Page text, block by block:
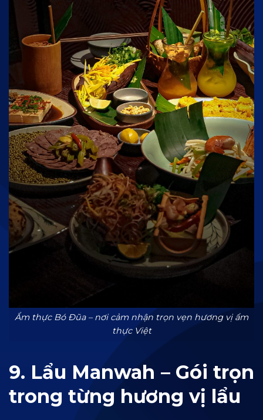
Ẩm thực Bó Đũa – nơi cảm nhận trọn vẹn hương vị ẩm
thực Việt
9. Lẩu Manwah – Gói trọn
trong từng hương vị lẩu